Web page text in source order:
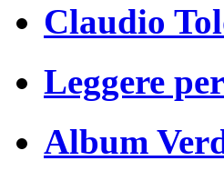
Claudio
Leggere
Album